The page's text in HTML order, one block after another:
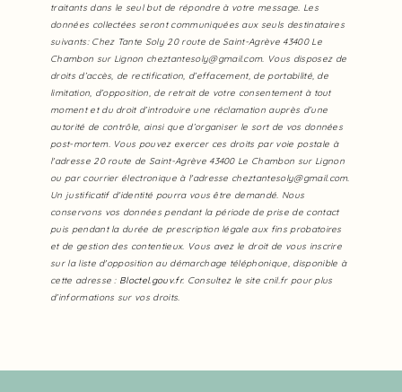
traitants dans le seul but de répondre à votre message. Les
données collectées seront communiquées aux seuls destinataires
suivants: Chez Tante Soly 20 route de Saint-Agrève 43400 Le
Chambon sur Lignon cheztantesoly@gmail.com. Vous disposez de
droits d’accès, de rectification, d’effacement, de portabilité, de
limitation, d’opposition, de retrait de votre consentement à tout
moment et du droit d’introduire une réclamation auprès d’une
autorité de contrôle, ainsi que d’organiser le sort de vos données
post-mortem. Vous pouvez exercer ces droits par voie postale à
l'adresse 20 route de Saint-Agrève 43400 Le Chambon sur Lignon
ou par courrier électronique à l'adresse cheztantesoly@gmail.com.
Un justificatif d'identité pourra vous être demandé. Nous
conservons vos données pendant la période de prise de contact
puis pendant la durée de prescription légale aux fins probatoires
et de gestion des contentieux. Vous avez le droit de vous inscrire
sur la liste d'opposition au démarchage téléphonique, disponible à
cette adresse : Bloctel.gouv.fr. Consultez le site cnil.fr pour plus
d’informations sur vos droits.